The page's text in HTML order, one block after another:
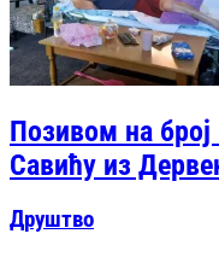
Позивом на
Савићу из
Друштво